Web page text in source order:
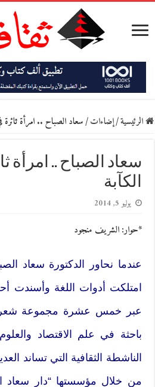
الرئيسية/إضاءات/سعاد الصباح .. امرأة ثائرة
سعاد الصباح .. امرأة
الكآبة
يوليو 5, 2014
*حوار: الشريف منجود
عندما نحاور الدكتورة سعاد
امتلكت أدوات اللغة وأسندت
عبر خمس عشرة مجموعة
باحثة في علم الاقتصاد
الناشطة الثقافية التي تساند
من خلال مؤسستها “دار سعاد